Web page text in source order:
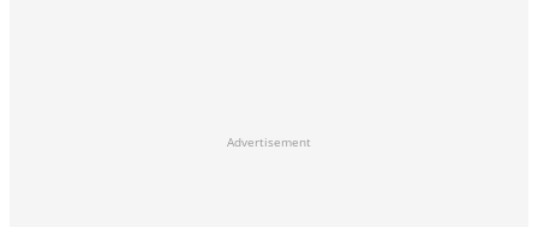
Advertisement